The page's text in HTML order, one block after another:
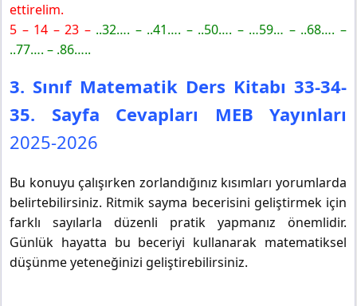
ettirelim.
5 – 14 – 23 – ..32…. – ..41…. – ..50…. – …59… – ..68…. –
..77…. – .86…..
3. Sınıf Matematik Ders Kitabı 33-34-
35. Sayfa Cevapları MEB Yayınları
2025-2026
Bu konuyu çalışırken zorlandığınız kısımları yorumlarda
belirtebilirsiniz. Ritmik sayma becerisini geliştirmek için
farklı sayılarla düzenli pratik yapmanız önemlidir.
Günlük hayatta bu beceriyi kullanarak matematiksel
düşünme yeteneğinizi geliştirebilirsiniz.